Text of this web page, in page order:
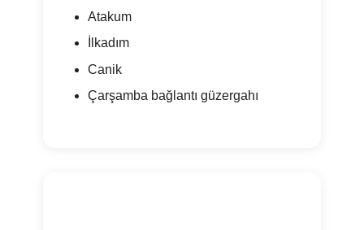
Atakum
İlkadım
Canik
Çarşamba bağlantı güzergahı